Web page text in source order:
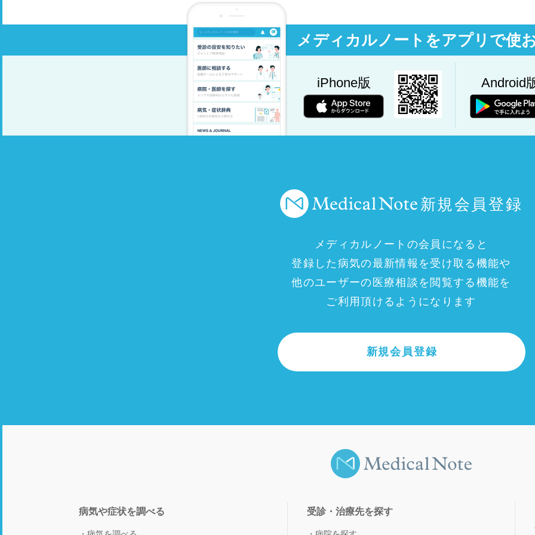
メディカルノートをアプリで使
iPhone版 Android
新規会員登録
メディカルノートの会員になると
登録した病気の最新情報を受け取る機能や
他のユーザーの医療相談を閲覧する機能を
ご利用頂けるようになります
新規会員登録
病気や症状を調べる 受診・治療先を探す